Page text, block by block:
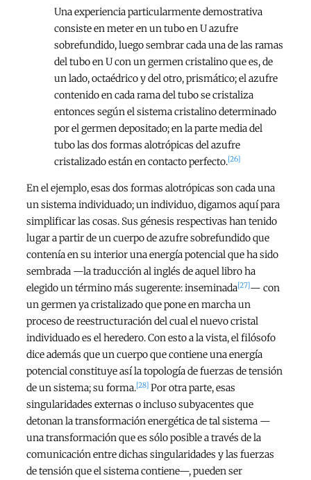
Una experiencia particularmente demostrativa
consiste en meter en un tubo en U azufre
sobrefundido, luego sembrar cada una de las ramas
del tubo en U con un germen cristalino que es, de
un lado, octaédrico y del otro, prismático; el azufre
contenido en cada rama del tubo se cristaliza
entonces según el sistema cristalino determinado
por el germen depositado; en la parte media del
tubo las dos formas alotrópicas del azufre
cristalizado están en contacto perfecto.[26]
En el ejemplo, esas dos formas alotrópicas son cada una
un sistema individuado; un individuo, digamos aquí para
simplificar las cosas. Sus génesis respectivas han tenido
lugar a partir de un cuerpo de azufre sobrefundido que
contenía en su interior una energía potencial que ha sido
sembrada —la traducción al inglés de aquel libro ha
elegido un término más sugerente: inseminada[27] — con
un germen ya cristalizado que pone en marcha un
proceso de reestructuración del cual el nuevo cristal
individuado es el heredero. Con esto a la vista, el filósofo
dice además que un cuerpo que contiene una energía
potencial constituye así la topología de fuerzas de tensión
de un sistema; su forma.[28] Por otra parte, esas
singularidades externas o incluso subyacentes que
detonan la transformación energética de tal sistema —
una transformación que es sólo posible a través de la
comunicación entre dichas singularidades y las fuerzas
de tensión que el sistema contiene—, pueden ser